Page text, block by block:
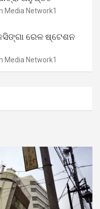
Media Network1
ରେଳ ଷ୍ଟେଶନ
Media Network1